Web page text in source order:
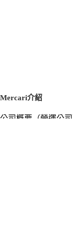
Mercari介紹
公司概要（營運公司